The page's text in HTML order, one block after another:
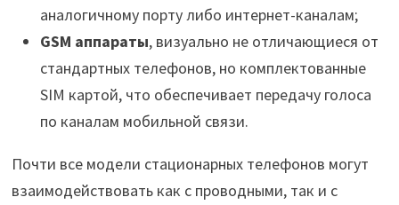
аналогичному порту либо интернет-каналам;
GSM аппараты, визуально не отличающиеся от
стандартных телефонов, но комплектованные
SIM картой, что обеспечивает передачу голоса
по каналам мобильной связи.
Почти все модели стационарных телефонов могут
взаимодействовать как с проводными, так и с